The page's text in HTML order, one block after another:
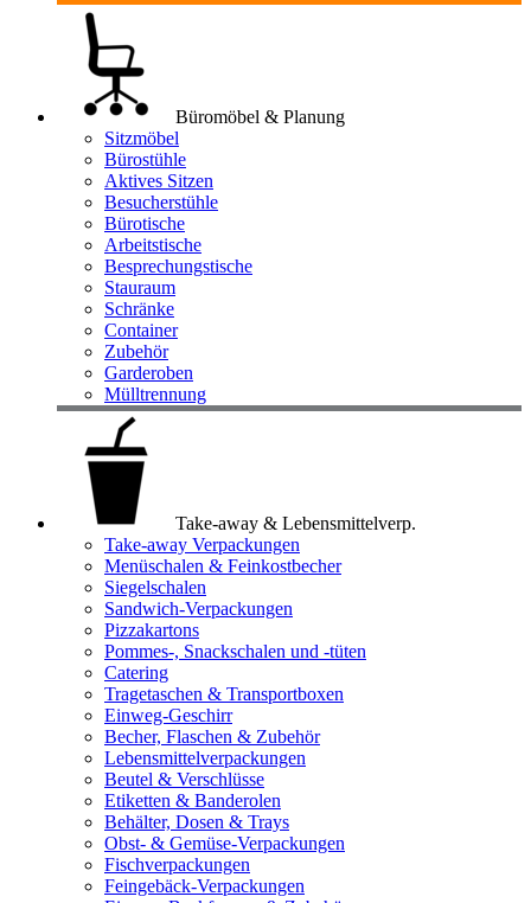
Büromöbel & Planung
Sitzmöbel
Bürostühle
Aktives Sitzen
Besucherstühle
Bürotische
Arbeitstische
Besprechungstische
Stauraum
Schränke
Container
Zubehör
Garderoben
Mülltrennung
Take-away & Lebensmittelverp.
Take-away Verpackungen
Menüschalen & Feinkostbecher
Siegelschalen
Sandwich-Verpackungen
Pizzakartons
Pommes-, Snackschalen und -tüten
Catering
Tragetaschen & Transportboxen
Einweg-Geschirr
Becher, Flaschen & Zubehör
Lebensmittelverpackungen
Beutel & Verschlüsse
Etiketten & Banderolen
Behälter, Dosen & Trays
Obst- & Gemüse-Verpackungen
Fischverpackungen
Feingebäck-Verpackungen